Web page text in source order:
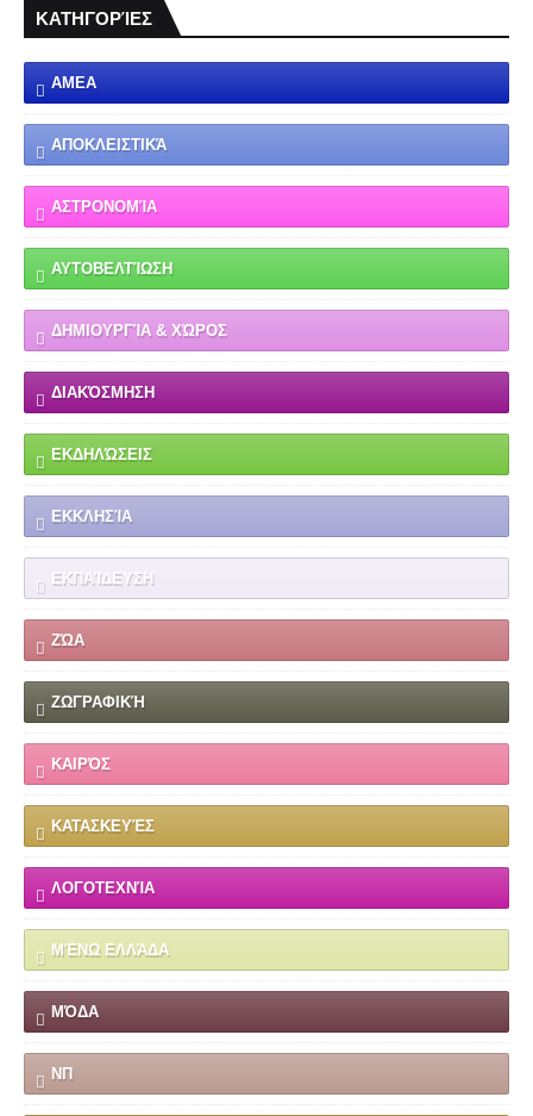
ΚΑΤΗΓΟΡΊΕΣ
ΑΜΕΑ
ΑΠΟΚΛΕΙΣΤΙΚΆ
ΑΣΤΡΟΝΟΜΊΑ
ΑΥΤΟΒΕΛΤΊΩΣΗ
ΔΗΜΙΟΥΡΓΊΑ & ΧΏΡΟΣ
ΔΙΑΚΌΣΜΗΣΗ
ΕΚΔΗΛΏΣΕΙΣ
ΕΚΚΛΗΣΊΑ
ΕΚΠΑΊΔΕΥΣΗ
ΖΏΑ
ΖΩΓΡΑΦΙΚΉ
ΚΑΙΡΌΣ
ΚΑΤΑΣΚΕΥΈΣ
ΛΟΓΟΤΕΧΝΊΑ
ΜΈΝΩ ΕΛΛΆΔΑ
ΜΌΔΑ
ΝΠ